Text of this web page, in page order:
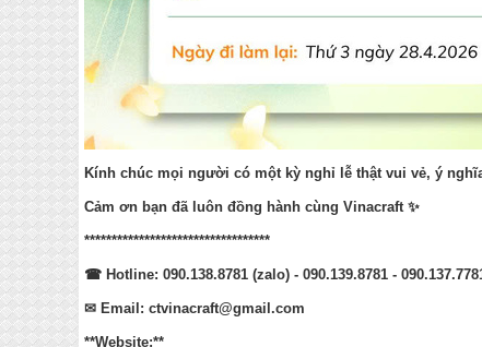
Kính chúc mọi người có một kỳ nghỉ lễ thật vui vẻ, ý
Cảm ơn bạn đã luôn đồng hành cùng Vinacraft ✨
**********************************
☎ Hotline: 090.138.8781 (zalo) - 090.139.8781 -
✉ Email: ctvinacraft@gmail.com
**Website:**